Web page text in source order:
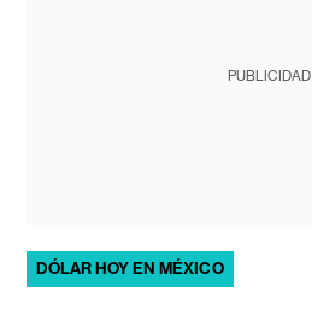
PUBLICIDAD
DÓLAR HOY EN MÉXICO